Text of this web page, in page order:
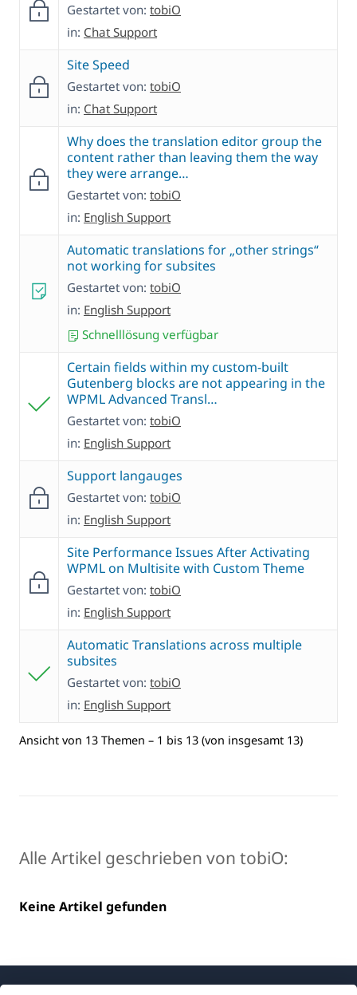
Gestartet von: tobiO
in: Chat Support
Site Speed
Gestartet von: tobiO
in: Chat Support
Why does the translation editor group the
content rather than leaving them the way
they were arrange…
Gestartet von: tobiO
in: English Support
Automatic translations for „other strings“
not working for subsites
Gestartet von: tobiO
in: English Support
Schnelllösung verfügbar
Certain fields within my custom-built
Gutenberg blocks are not appearing in the
WPML Advanced Transl…
Gestartet von: tobiO
in: English Support
Support langauges
Gestartet von: tobiO
in: English Support
Site Performance Issues After Activating
WPML on Multisite with Custom Theme
Gestartet von: tobiO
in: English Support
Automatic Translations across multiple
subsites
Gestartet von: tobiO
in: English Support
Ansicht von 13 Themen – 1 bis 13 (von insgesamt 13)
Alle Artikel geschrieben von tobiO:
Keine Artikel gefunden